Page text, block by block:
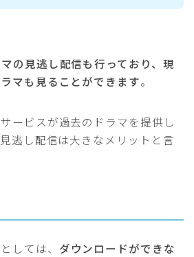
の見逃し配信も行っており、現
マも見ることができます。
ービスが過去のドラマを提供し
逃し配信は大きなメリットと言
しては、 ダウンロードができな